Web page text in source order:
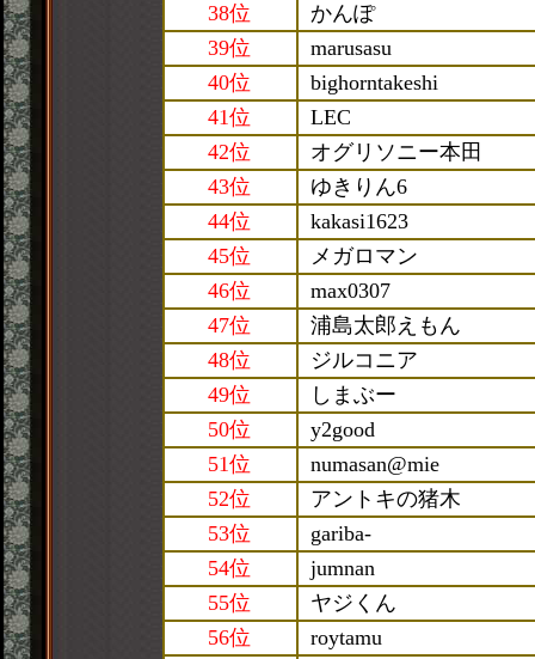
38位
かんぽ
39位
marusasu
40位
bighorntakeshi
41位
LEC
42位
オグリソニー本田
43位
ゆきりん6
44位
kakasi1623
45位
メガロマン
46位
max0307
47位
浦島太郎えもん
48位
ジルコニア
49位
しまぶー
50位
y2good
51位
numasan@mie
52位
アントキの猪木
53位
gariba-
54位
jumnan
55位
ヤジくん
56位
roytamu